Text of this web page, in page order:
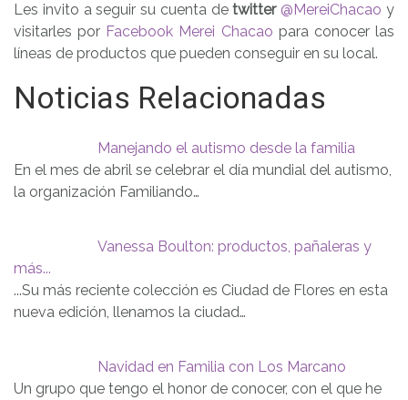
Les invito a seguir su cuenta detwitter @MereiChacao y
visitarles por Facebook Merei Chacao para conocer las
líneas de productos que pueden conseguir en su local.
Noticias Relacionadas
Manejando el autismo desde la familia
En el mes de abril se celebrar el día mundial del autismo,
la organización Familiando…
Vanessa Boulton: productos, pañaleras y
más...
...Su más reciente colección es Ciudad de Flores en esta
nueva edición, llenamos la ciudad…
Navidad en Familia con Los Marcano
Un grupo que tengo el honor de conocer, con el que he